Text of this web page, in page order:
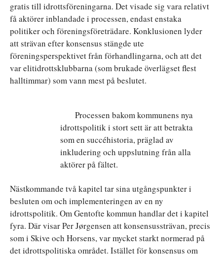
gratis till idrottsföreningarna. Det visade sig vara relativt
få aktörer inblandade i processen, endast enstaka
politiker och föreningsföreträdare. Konklusionen lyder
att strävan efter konsensus stängde ute
föreningsperspektivet från förhandlingarna, och att det
var elitidrottsklubbarna (som brukade överlägset flest
halltimmar) som vann mest på beslutet.
Processen bakom kommunens nya
idrottspolitik i stort sett är att betrakta
som en succéhistoria, präglad av
inkludering och uppslutning från alla
aktörer på fältet.
Nästkommande två kapitel tar sina utgångspunkter i
besluten om och implementeringen av en ny
idrottspolitik. Om Gentofte kommun handlar det i kapitel
fyra. Där visar Per Jørgensen att konsensussträvan, precis
som i Skive och Horsens, var mycket starkt normerad på
det idrottspolitiska området. Istället för konsensus om